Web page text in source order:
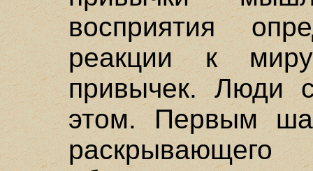
восприятия
реакции к
привычек. Люди
этом. Первым